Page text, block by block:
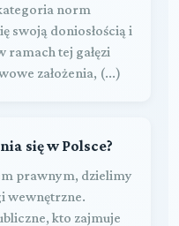
norm
swoją doniosłością i
ramach tej gałęzi
założenia, (...)
się w Polsce?
prawnym, dzielimy
wewnętrzne.
kto zajmuje